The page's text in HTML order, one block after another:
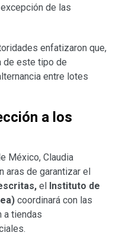
de las
enfatizaron que,
de este tipo de
entre lotes
a los
México, Claudia
aras de garantizar el
el Instituto de
coordinará con las
a tiendas